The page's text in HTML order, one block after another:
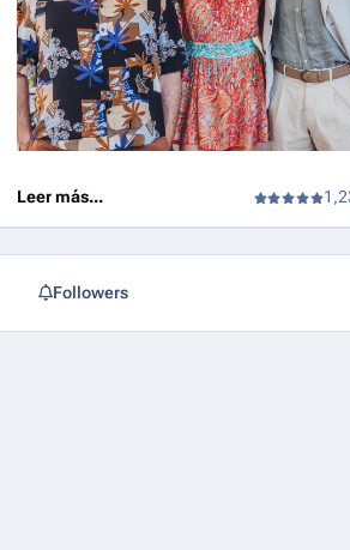
Leer más...
Followers